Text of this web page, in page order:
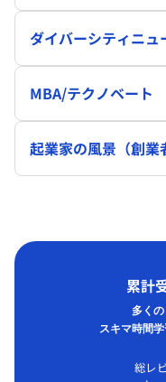
ダイバーシティニュ
MBA/テクノベート
起業家の風景（創業
累計
多くの
スキマ時間
総レ